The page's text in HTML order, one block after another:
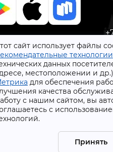
сайт использует файлы
технологии
данных
местоположении и
для обеспечения
качества
с нашим сайтом, вы
с
Принять
СтройлоН 1998-2026 г.
Публичная оферта
Обработка персональных
Политика